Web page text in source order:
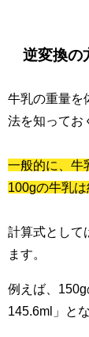
逆変換の
牛乳の重量を
法を知ってお
一般的に、牛
100gの牛乳は
計算式として
ます。
例えば、
145.6ml」と